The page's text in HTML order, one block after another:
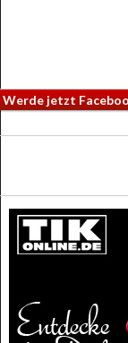
Werde jetzt